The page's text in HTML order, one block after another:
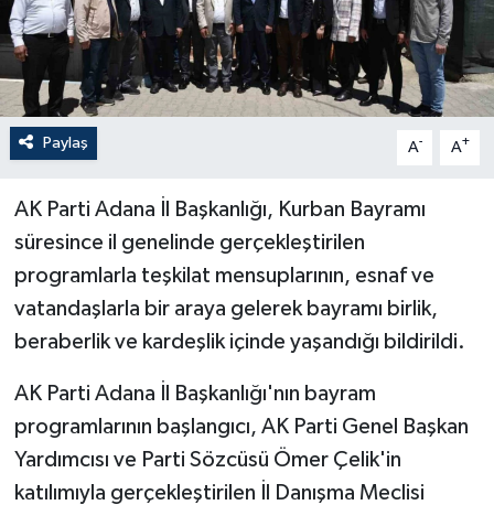
Paylaş A- A+
AK Parti Adana İl Başkanlığı, Kurban Bayramı
süresince il genelinde gerçekleştirilen
programlarla teşkilat mensuplarının, esnaf ve
vatandaşlarla bir araya gelerek bayramı birlik,
beraberlik ve kardeşlik içinde yaşandığı bildirildi.
AK Parti Adana İl Başkanlığı'nın bayram
programlarının başlangıcı, AK Parti Genel Başkan
Yardımcısı ve Parti Sözcüsü Ömer Çelik'in
katılımıyla gerçekleştirilen İl Danışma Meclisi